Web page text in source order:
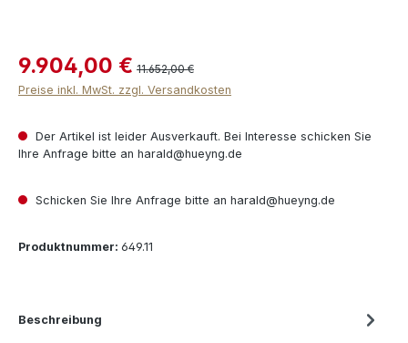
9.904,00 € 11.652,00 €
Preise inkl. MwSt. zzgl. Versandkosten
Der Artikel ist leider Ausverkauft. Bei Interesse schicken Sie
Ihre Anfrage bitte an harald@hueyng.de
Schicken Sie Ihre Anfrage bitte an harald@hueyng.de
Produktnummer: 649.11
Beschreibung